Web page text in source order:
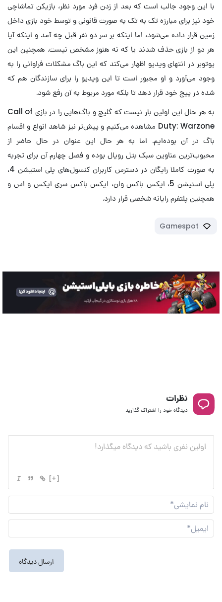
با این وجود جالب است که بعد از زدن فرد مورد نظر، بازیکن تماشاچی
خود نیز برای مبارزه تک به تک به صورت قانونی و توسط خود بازی داخل
زمین قرار داده می‌شود، اما اینکه بر سر دو نفر قبل چه آمد و اینکه آیا
هر دو از بازی حذف شدند یا که نه هنوز مشخص نیست. همچنین این
یوتوبر در انتهای ویدیو اظهار می‌کند که این باگ مشکلات فراوانی را به
وجود می‌آورد و او مجبور است تا این ویدیو را برای سازندگان هم که
شده در پیج خود قرار دهد تا بلکه مورد مربوط به آن رفع شود.
به هر حال این اولین بار نیست که گلیچ و باگ‌هایی را در بازی Call of
Duty: Warzone مشاهده می‌کنیم و پیش‌تر نیز شاهد انواع و اقسام
باگ در آن بوده‌ایم. اما به هر حال این عنوان در حال حاضر از
محبوب‌ترین عناوین سبک بتل رویال بوده و فصل چهارم آن برای تجربه
به صورت کاملا رایگان در دسترس کاربران کنسول‌های پلی استیشن 4،
پلی استیشن 5، ایکس باکس وان، ایکس باکس سری ایکس و اس و
همچنین پلتفرم رایانه شخصی قرار دارد.
Gamespot
نظرات
دیدگاه خود را اشتراک گذارید
[+]
نام